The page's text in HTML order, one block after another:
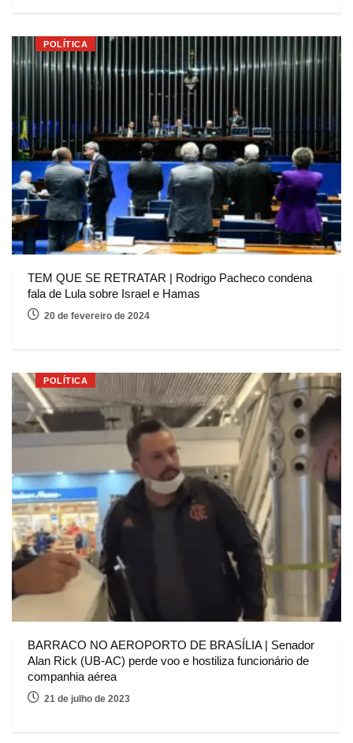
POLÍTICA
TEM QUE SE RETRATAR | Rodrigo Pacheco condena
fala de Lula sobre Israel e Hamas
20 de fevereiro de 2024
POLÍTICA
BARRACO NO AEROPORTO DE BRASÍLIA | Senador
Alan Rick (UB-AC) perde voo e hostiliza funcionário de
companhia aérea
21 de julho de 2023